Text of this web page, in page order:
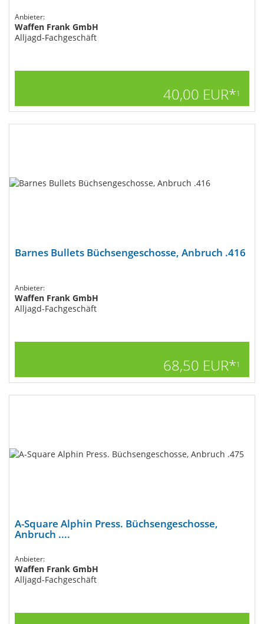
Anbieter:
Waffen Frank GmbH
Alljagd-Fachgeschäft
40,00 EUR*1
Barnes Bullets Büchsengeschosse, Anbruch .416
Anbieter:
Waffen Frank GmbH
Alljagd-Fachgeschäft
68,50 EUR*1
A-Square Alphin Press. Büchsengeschosse,
Anbruch ....
Anbieter:
Waffen Frank GmbH
Alljagd-Fachgeschäft